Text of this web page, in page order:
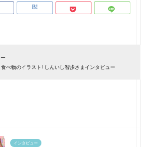
べ物のイラスト! しんいし智歩さまインタビュー
インタビュー